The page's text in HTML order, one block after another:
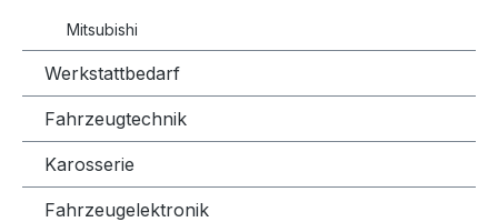
Mitsubishi
Werkstattbedarf
Fahrzeugtechnik
Karosserie
Fahrzeugelektronik